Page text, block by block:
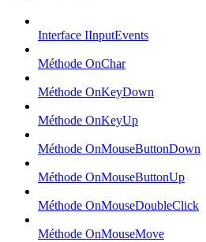
Interface IInputEvents
Méthode OnChar
Méthode OnKeyDown
Méthode OnKeyUp
Méthode OnMouseButtonDown
Méthode OnMouseButtonUp
Méthode OnMouseDoubleClick
Méthode OnMouseMove